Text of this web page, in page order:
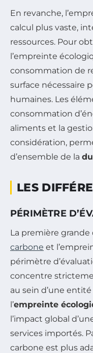
En revanche,
calcul plus vaste,
ressources. Pour
l’empreinte
consommation de
surface nécessaire
humaines. Les
consommation
aliments et la
considération,
d’ensemble de la
LES
PÉRIMÈTRE
La première
carbone et
périmètre
concentre
au sein d’une
l’empreinte
l’impact global
services importés.
carbone est plus